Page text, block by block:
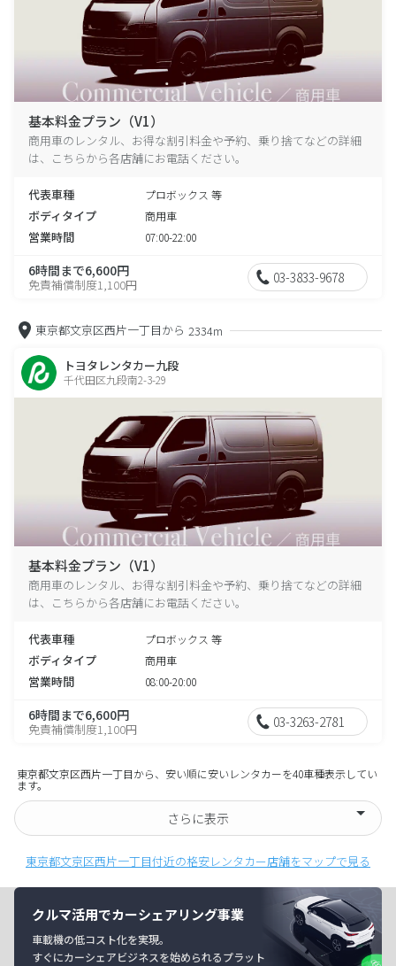
基本料金プラン（V1）
商用車のレンタル、お得な割引料金や予約、乗り捨てなどの詳細
は、こちらから各店舗にお電話ください。
代表車種 プロボックス 等
ボディタイプ 商用車
営業時間 07:00-22:00
6時間まで6,600円
免責補償制度1,100円 03-3833-9678
東京都文京区西片一丁目から 2334m
トヨタレンタカー九段
千代田区九段南2-3-29
基本料金プラン（V1）
商用車のレンタル、お得な割引料金や予約、乗り捨てなどの詳細
は、こちらから各店舗にお電話ください。
代表車種 プロボックス 等
ボディタイプ 商用車
営業時間 08:00-20:00
6時間まで6,600円
免責補償制度1,100円 03-3263-2781
東京都文京区西片一丁目から、安い順に安いレンタカーを40車種表示してい
ます。
さらに表示
東京都文京区西片一丁目付近の格安レンタカー店舗をマップで見る
クルマ活用でカーシェアリング事業
車載機の低コスト化を実現。
すぐにカーシェアビジネスを始められるプラット